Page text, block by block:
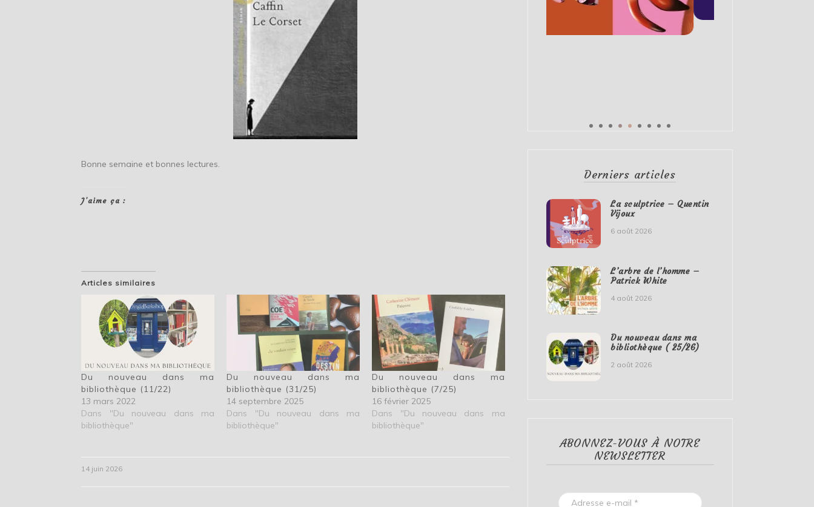
Bonne semaine et bonnes lectures.
J’aime ça :
Articles similaires
Du nouveau dans ma
bibliothèque (11/22)
13 mars 2022
Dans "Du nouveau dans ma
bibliothèque"
Du nouveau dans ma
bibliothèque (31/25)
14 septembre 2025
Dans "Du nouveau dans ma
bibliothèque"
Du nouveau dans ma
bibliothèque (7/25)
16 février 2025
Dans "Du nouveau dans ma
bibliothèque"
14 juin 2026
Derniers articles
La sculptrice – Quentin
Vijoux
6 août 2026
L’arbre de l’homme –
Patrick White
4 août 2026
Du nouveau dans ma
bibliothèque ( 25/26)
2 août 2026
ABONNEZ-VOUS À NOTRE
NEWSLETTER